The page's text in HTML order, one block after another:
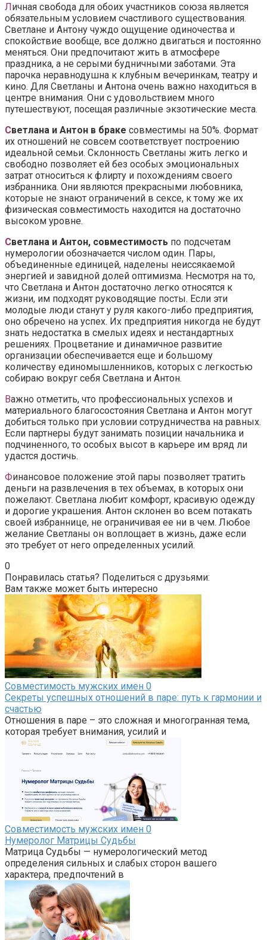
Личная свобода для обоих участников союза является
обязательным условием счастливого существования.
Светлане и Антону чуждо ощущение одиночества и
спокойствие вообще, все должно двигаться и постоянно
меняться. Они предпочитают жить в атмосфере
праздника, а не серыми будничными заботами. Эта
парочка неравнодушна к клубным вечеринкам, театру и
кино. Для Светланы и Антона очень важно находиться в
центре внимания. Они с удовольствием много
путешествуют, посещая различные экзотические места.
Светлана и Антон в браке совместимы на 50%. Формат
их отношений не совсем соответствует построению
идеальной семьи. Склонность Светланы жить легко и
свободно позволяет ей без особых эмоциональных
затрат относиться к флирту и похождениям своего
избранника. Они являются прекрасными любовника,
которые не знают ограничений в сексе, к тому же их
физическая совместимость находится на достаточно
высоком уровне.
Светлана и Антон, совместимость по подсчетам
нумерологии обозначается числом один. Пары,
объединенные единицей, наделены неиссякаемой
энергией и завидной долей оптимизма. Несмотря на то,
что Светлана и Антон достаточно легко относятся к
жизни, им подходят руководящие посты. Если эти
молодые люди станут у руля какого-либо предприятия,
оно обречено на успех. Их предприятия никогда не будут
знать недостатка в смелых идеях и нестандартных
решениях. Процветание и динамичное развитие
организации обеспечивается еще и большому
количеству единомышленников, которых с легкостью
собираю вокруг себя Светлана и Антон.
Важно отметить, что профессиональных успехов и
материального благосостояния Светлана и Антон могут
добиться только при условии сотрудничества на равных.
Если партнеры будут занимать позиции начальника и
подчиненного, то особых высот в карьере им вряд ли
удастся достичь.
Финансовое положение этой пары позволяет тратить
деньги на развлечения в тех объемах, в которых они
пожелают. Светлана любит комфорт, красивую одежду
и дорогие украшения. Антон склонен во всем потакать
своей избраннице, не ограничивая ее ни в чем. Любое
желание Светланы он воплощает в жизнь, даже если
это требует от него определенных усилий.
0
Понравилась статья? Поделиться с друзьями:
Вам также может быть интересно
Совместимость мужских имен 0
Секреты успешных отношений в паре: путь к гармонии и
счастью
Отношения в паре – это сложная и многогранная тема,
которая требует внимания, усилий и
Совместимость мужских имен 0
Нумеролог Матрицы Судьбы
Матрица Судьбы — нумерологический метод
определения сильных и слабых сторон вашего
характера, предпочтений в